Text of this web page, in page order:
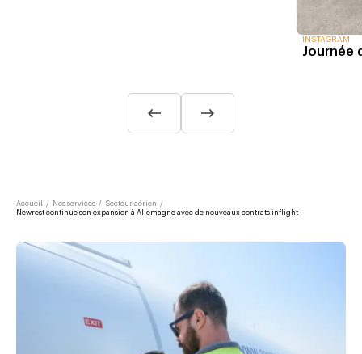
INSTAGRAM
Journée
Accueil / Nos services / Secteur aérien /
Newrest continue son expansion à Allemagne avec de nouveaux contrats inflight